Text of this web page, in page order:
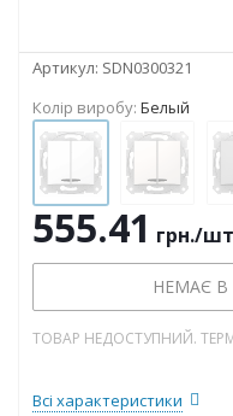
Артикул: SDN0300321
Колір виробу: Белый
555.41 грн./шт
НЕМАЄ В
ТОВАР НЕДОСТУПНИЙ.
Всі характеристики